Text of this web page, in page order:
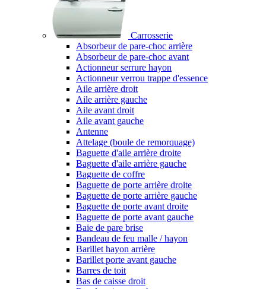
Carrosserie
Absorbeur de pare-choc arrière
Absorbeur de pare-choc avant
Actionneur serrure hayon
Actionneur verrou trappe d'essence
Aile arrière droit
Aile arrière gauche
Aile avant droit
Aile avant gauche
Antenne
Attelage (boule de remorquage)
Baguette d'aile arrière droite
Baguette d'aile arrière gauche
Baguette de coffre
Baguette de porte arrière droite
Baguette de porte arrière gauche
Baguette de porte avant droite
Baguette de porte avant gauche
Baie de pare brise
Bandeau de feu malle / hayon
Barillet hayon arrière
Barillet porte avant gauche
Barres de toit
Bas de caisse droit